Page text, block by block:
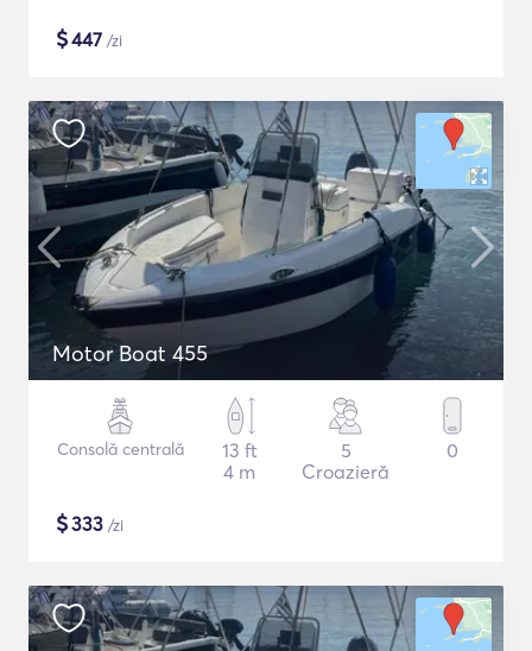
$447 /zi
Motor Boat 455
Consolă centrală
13 ft
4 m
5
Croazieră
0
$333 /zi